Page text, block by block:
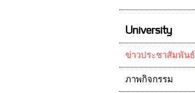
University
ข่าวประชาสัมพันธ์
ภาพกิจกรรม